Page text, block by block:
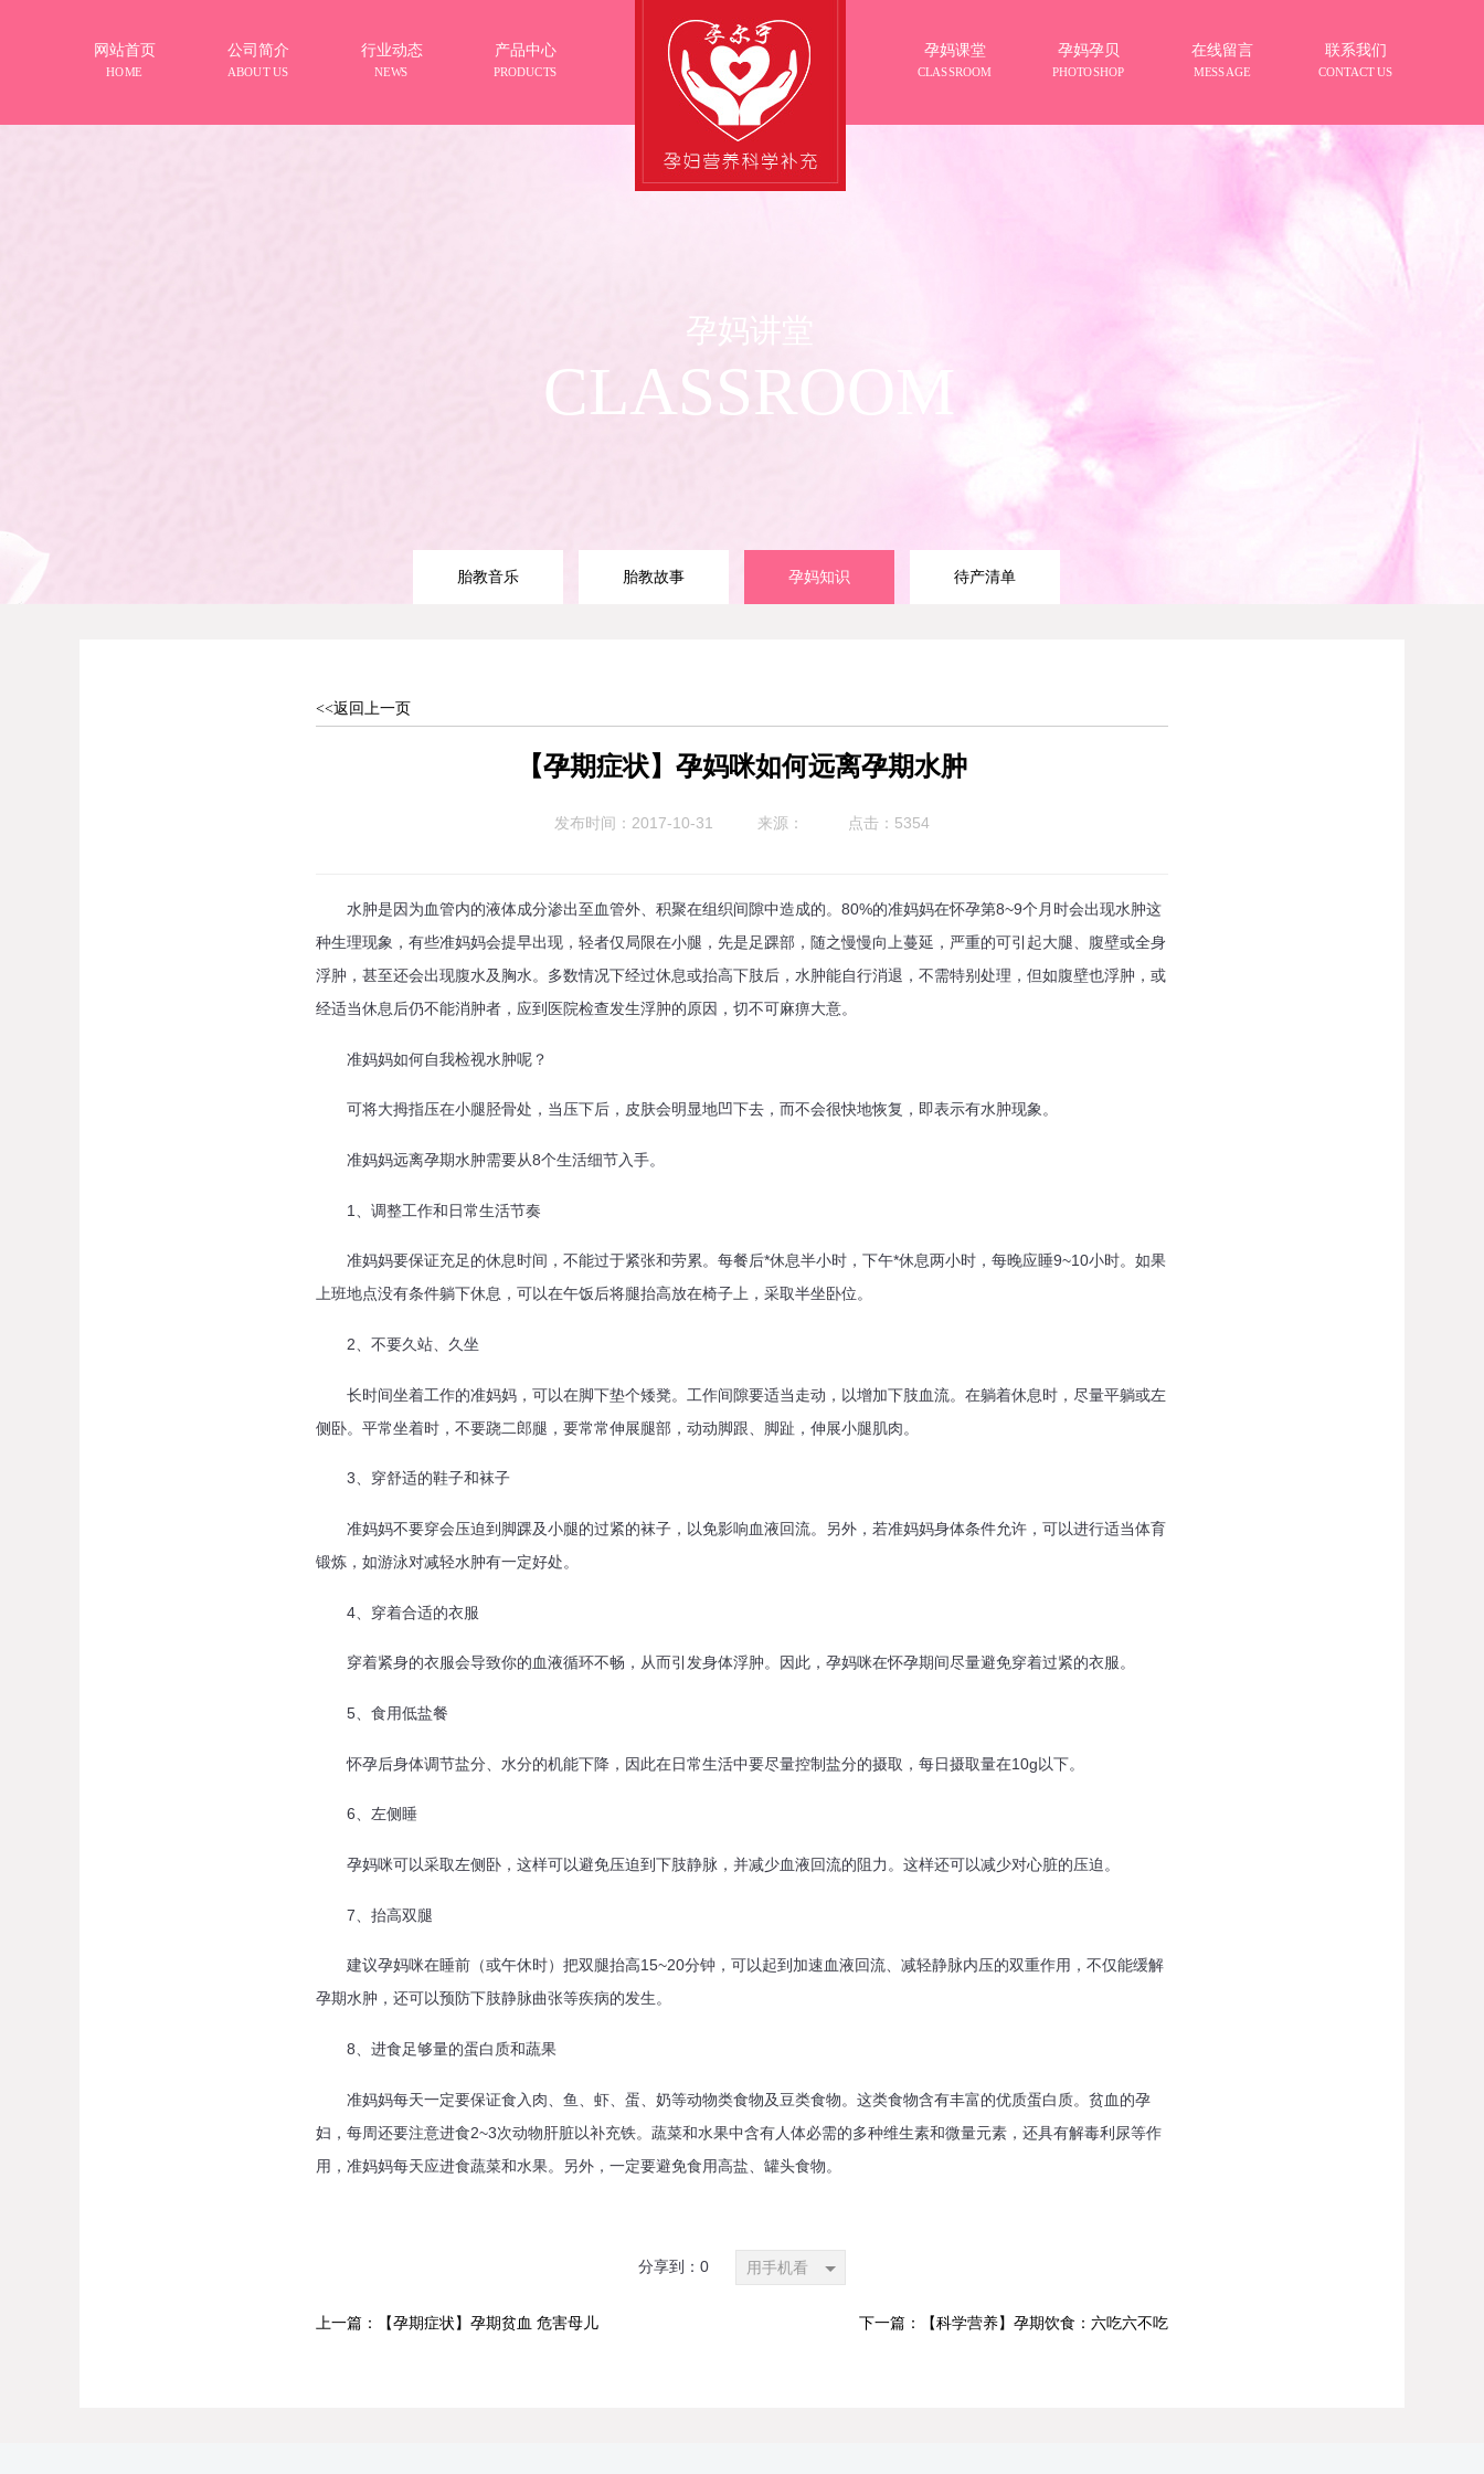
网站首页
HOME
公司简介
ABOUT US
行业动态
NEWS
产品中心
PRODUCTS
孕妈课堂
CLASSROOM
孕妈孕贝
PHOTOSHOP
在线留言
MESSAGE
联系我们
CONTACT US
孕妈讲堂
CLASSROOM
胎教音乐 胎教故事 孕妈知识 待产清单
<<返回上一页
【孕期症状】孕妈咪如何远离孕期水肿
发布时间：2017-10-31 来源： 点击：5354
水肿是因为血管内的液体成分渗出至血管外、积聚在组织间隙中造成的。80%的准妈妈在怀孕第8~9个月时会出现水肿这
种生理现象，有些准妈妈会提早出现，轻者仅局限在小腿，先是足踝部，随之慢慢向上蔓延，严重的可引起大腿、腹壁或全身
浮肿，甚至还会出现腹水及胸水。多数情况下经过休息或抬高下肢后，水肿能自行消退，不需特别处理，但如腹壁也浮肿，或
经适当休息后仍不能消肿者，应到医院检查发生浮肿的原因，切不可麻痹大意。
准妈妈如何自我检视水肿呢？
可将大拇指压在小腿胫骨处，当压下后，皮肤会明显地凹下去，而不会很快地恢复，即表示有水肿现象。
准妈妈远离孕期水肿需要从8个生活细节入手。
1、调整工作和日常生活节奏
准妈妈要保证充足的休息时间，不能过于紧张和劳累。每餐后*休息半小时，下午*休息两小时，每晚应睡9~10小时。如果
上班地点没有条件躺下休息，可以在午饭后将腿抬高放在椅子上，采取半坐卧位。
2、不要久站、久坐
长时间坐着工作的准妈妈，可以在脚下垫个矮凳。工作间隙要适当走动，以增加下肢血流。在躺着休息时，尽量平躺或左
侧卧。平常坐着时，不要跷二郎腿，要常常伸展腿部，动动脚跟、脚趾，伸展小腿肌肉。
3、穿舒适的鞋子和袜子
准妈妈不要穿会压迫到脚踝及小腿的过紧的袜子，以免影响血液回流。另外，若准妈妈身体条件允许，可以进行适当体育
锻炼，如游泳对减轻水肿有一定好处。
4、穿着合适的衣服
穿着紧身的衣服会导致你的血液循环不畅，从而引发身体浮肿。因此，孕妈咪在怀孕期间尽量避免穿着过紧的衣服。
5、食用低盐餐
怀孕后身体调节盐分、水分的机能下降，因此在日常生活中要尽量控制盐分的摄取，每日摄取量在10g以下。
6、左侧睡
孕妈咪可以采取左侧卧，这样可以避免压迫到下肢静脉，并减少血液回流的阻力。这样还可以减少对心脏的压迫。
7、抬高双腿
建议孕妈咪在睡前（或午休时）把双腿抬高15~20分钟，可以起到加速血液回流、减轻静脉内压的双重作用，不仅能缓解
孕期水肿，还可以预防下肢静脉曲张等疾病的发生。
8、进食足够量的蛋白质和蔬果
准妈妈每天一定要保证食入肉、鱼、虾、蛋、奶等动物类食物及豆类食物。这类食物含有丰富的优质蛋白质。贫血的孕
妇，每周还要注意进食2~3次动物肝脏以补充铁。蔬菜和水果中含有人体必需的多种维生素和微量元素，还具有解毒利尿等作
用，准妈妈每天应进食蔬菜和水果。另外，一定要避免食用高盐、罐头食物。
分享到： 0 用手机看
上一篇：【孕期症状】孕期贫血 危害母儿 下一篇：【科学营养】孕期饮食：六吃六不吃